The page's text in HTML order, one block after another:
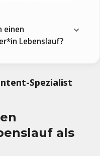
Spezialist
als
einen
Lebenslauf?